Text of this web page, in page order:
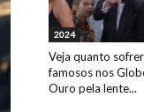
2024
Veja quanto
famosos nos
Ouro pela lente...